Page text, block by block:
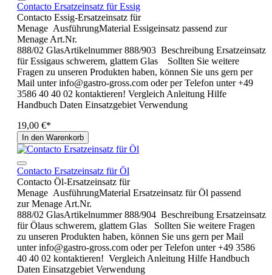
Contacto Ersatzeinsatz für Essig
Contacto Essig-Ersatzeinsatz für
Menage AusführungMaterial Essigeinsatz passend zur
Menage Art.Nr.
888/02 GlasArtikelnummer 888/903 Beschreibung Ersatzeinsatz
für Essigaus schwerem, glattem Glas Sollten Sie weitere
Fragen zu unseren Produkten haben, können Sie uns gern per
Mail unter info@gastro-gross.com oder per Telefon unter +49
3586 40 40 02 kontaktieren! Vergleich Anleitung Hilfe
Handbuch Daten Einsatzgebiet Verwendung
19,00 €*
In den Warenkorb
Contacto Ersatzeinsatz für Öl
Contacto Öl-Ersatzeinsatz für
Menage AusführungMaterial Ersatzeinsatz für Öl passend
zur Menage Art.Nr.
888/02 GlasArtikelnummer 888/904 Beschreibung Ersatzeinsatz
für Ölaus schwerem, glattem Glas Sollten Sie weitere Fragen
zu unseren Produkten haben, können Sie uns gern per Mail
unter info@gastro-gross.com oder per Telefon unter +49 3586
40 40 02 kontaktieren! Vergleich Anleitung Hilfe Handbuch
Daten Einsatzgebiet Verwendung